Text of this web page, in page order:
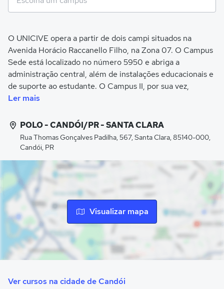
O UNICIVE opera a partir de dois campi situados na
Avenida Horácio Raccanello Filho, na Zona 07. O Campus
Sede está localizado no número 5950 e abriga a
administração central, além de instalações educacionais e
de suporte ao estudante. O Campus II, por sua vez,
encontra-se no número 5415 e complementa as
adicionais para cursos e atividades acadêmicas.
Além dos campi principais, o UNICIVE expande sua
presença nacional por meio de mais de 720 polos de
ensino distribuídos por todas as regiões do Brasil. Eles
estão estrategicamente localizados para facilitar o acesso
ao ensino superior para estudantes que não residem nas
proximidades dos campi principais ou preferem a
modalidade de ensino a distância.
Ler mais
POLO - CANDÓI/PR - SANTA CLARA
Rua Thomas Gonçalves Padilha, 567, Santa Clara, 85140-000,
Candói, PR
Visualizar mapa
Ver cursos na cidade de Candói